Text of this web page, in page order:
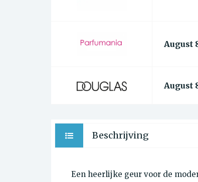
August
August
Beschrijving
Een heerlijke geur voor de